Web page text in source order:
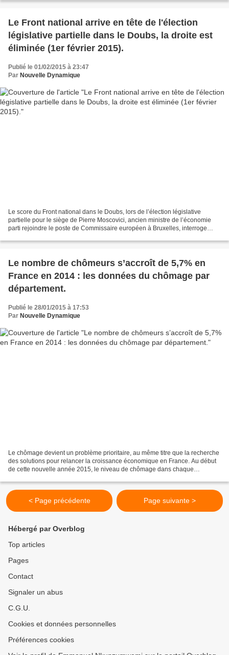
Le Front national arrive en tête de l'élection
législative partielle dans le Doubs, la droite est
éliminée (1er février 2015).
Publié le 01/02/2015 à 23:47
Par Nouvelle Dynamique
Le score du Front national dans le Doubs, lors de l’élection législative
partielle pour le siège de Pierre Moscovici, ancien ministre de l’économie
parti rejoindre le poste de Commissaire européen à Bruxelles, interroge
Le nombre de chômeurs s’accroît de 5,7% en
France en 2014 : les données du chômage par
département.
Publié le 28/01/2015 à 17:53
Par Nouvelle Dynamique
Le chômage devient un problème prioritaire, au même titre que la recherche
des solutions pour relancer la croissance économique en France. Au début
de cette nouvelle année 2015, le niveau de chômage dans chaque
< Page précédente Page suivante >
Hébergé par Overblog
Top articles
Pages
Contact
Signaler un abus
C.G.U.
Cookies et données personnelles
Préférences cookies